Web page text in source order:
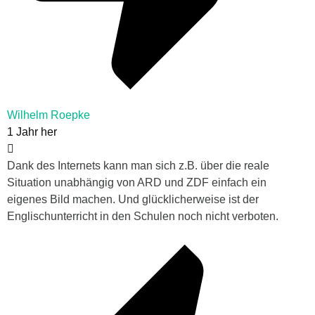
Wilhelm Roepke
1 Jahr her
Dank des Internets kann man sich z.B. über die reale
Situation unabhängig von ARD und ZDF einfach ein
eigenes Bild machen. Und glücklicherweise ist der
Englischunterricht in den Schulen noch nicht verboten.